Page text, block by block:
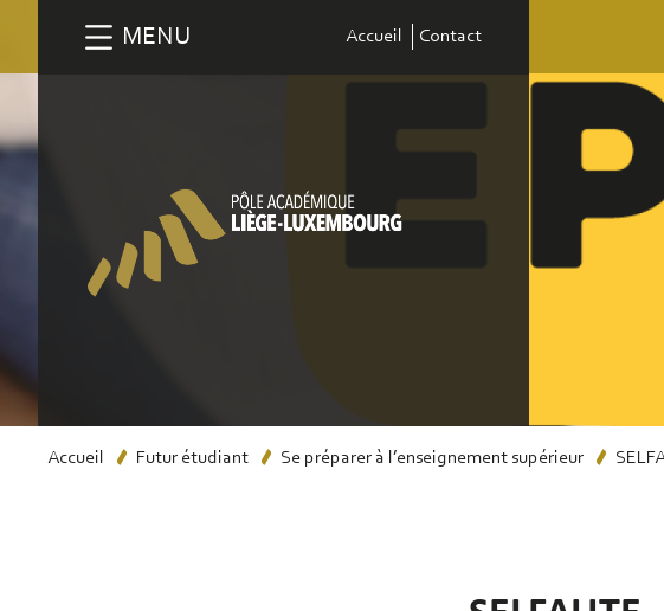
MENU Accueil Contact
Accueil Futur étudiant Se préparer à l’enseignement supérieur